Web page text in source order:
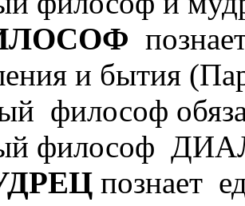
и бытия
философ
философ
познает